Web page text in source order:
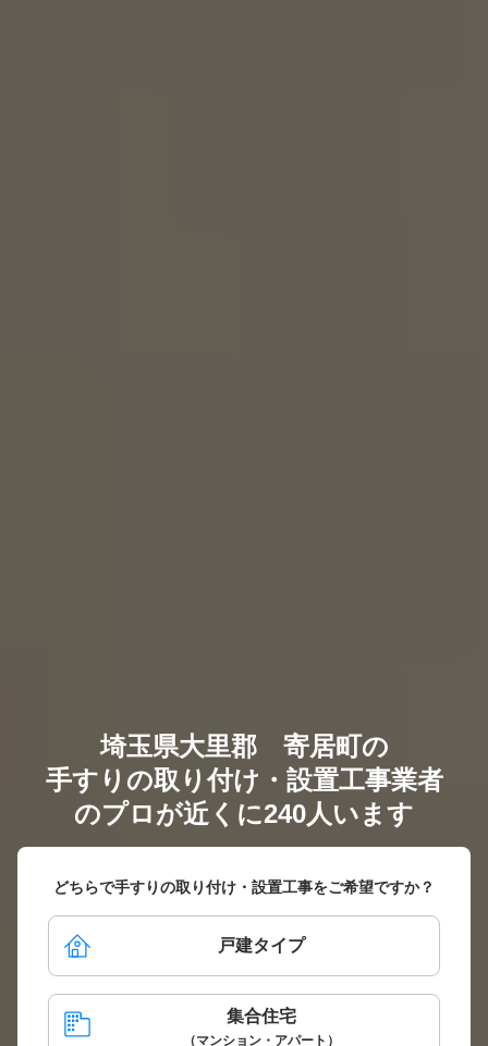
埼玉県大里郡 寄居町の
手すりの取り付け・設置工事業者
のプロが近くに240人います
どちらで手すりの取り付け・設置工事をご希望ですか？
戸建タイプ
集合住宅
（マンション・アパート）